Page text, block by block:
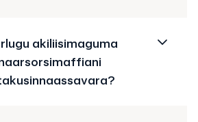
akiliisimaguma